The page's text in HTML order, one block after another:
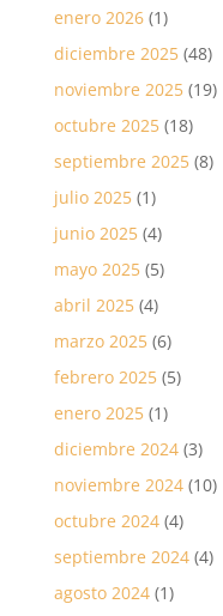
enero 2026(1)
diciembre 2025(48)
noviembre 2025(19)
octubre 2025(18)
septiembre 2025(8)
julio 2025(1)
junio 2025(4)
mayo 2025(5)
abril 2025(4)
marzo 2025(6)
febrero 2025(5)
enero 2025(1)
diciembre 2024(3)
noviembre 2024(10)
octubre 2024(4)
septiembre 2024(4)
agosto 2024(1)